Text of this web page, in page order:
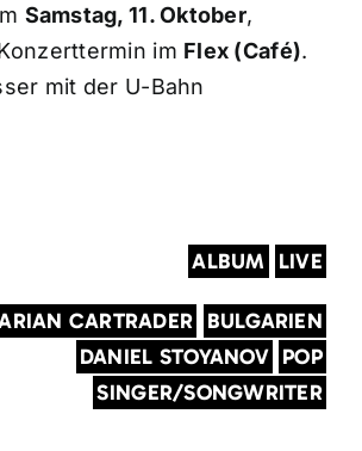
Samstag, 11. Oktober,
im Flex (Café).
mit der U-Bahn
ALBUM LIVE
CARTRADER BULGARIEN
DANIEL STOYANOV POP
SINGER/SONGWRITER